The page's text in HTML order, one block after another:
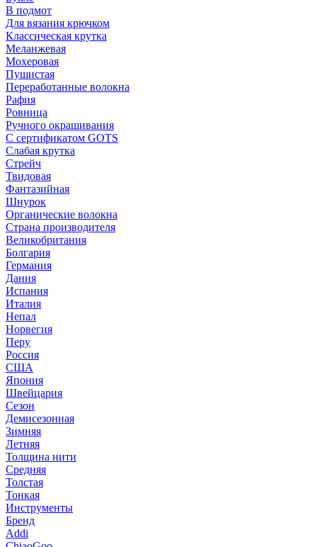
В подмот
Для вязания крючком
Классическая крутка
Меланжевая
Мохеровая
Пушистая
Переработанные волокна
Рафия
Ровница
Ручного окрашивания
С сертификатом GOTS
Слабая крутка
Стрейч
Твидовая
Фантазийная
Шнурок
Органические волокна
Страна производителя
Великобритания
Болгария
Германия
Дания
Испания
Италия
Непал
Норвегия
Перу
Россия
США
Япония
Швейцария
Сезон
Демисезонная
Зимняя
Летняя
Толщина нити
Средняя
Толстая
Тонкая
Инструменты
Бренд
Addi